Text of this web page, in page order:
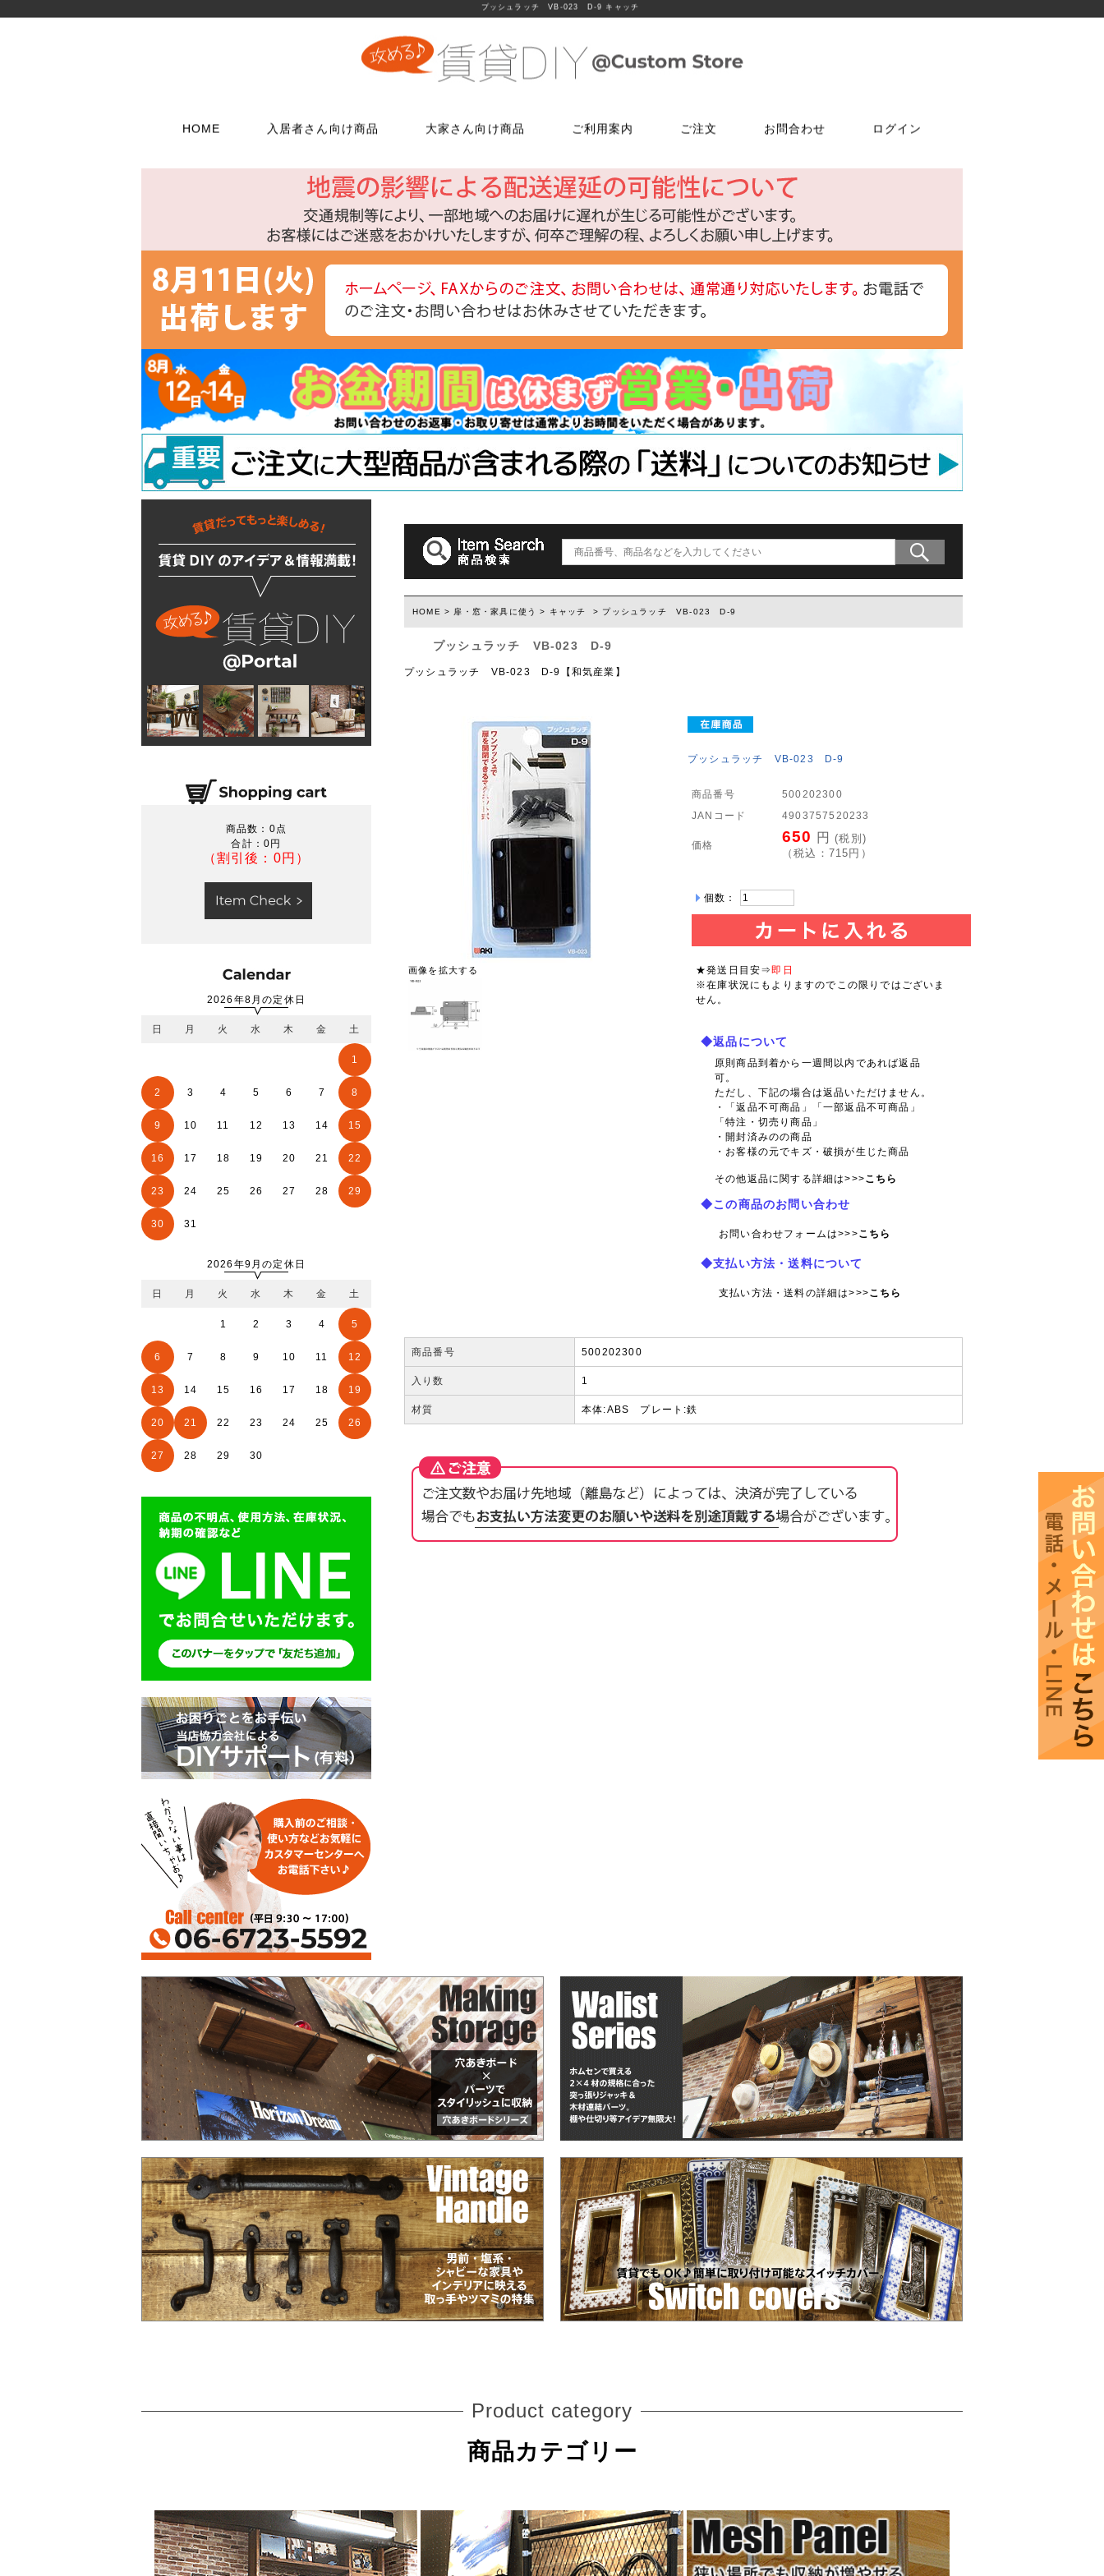
プッシュラッチ VB-023 D-9 キャッチ
HOME 入居者さん向け商品
ウォールステッカー
ラスティシリーズ
掃除・汚れ・サビ落し
扉・窓・家具に使う
つまみ
丁番
スイッチプレート
コンセントプレート
ダボ
あおり止め
吊り金具
固定金具
掛金
隅金
建築金物
床に使う
貼ってはがせるクッションフロア
フローリング補修グッズ
貼って剥がせるカーペットシート
ジョイントロック
水回りに使う
FiberFix(ファイバーフックス)
木材・材料
塗装済み木材UROCO
工具・道具
ローラー・ハケ
マスカー
その他道具類
反射・蓄光・フェルトテープ
接着剤
ゴムロープ・ゴムバンド
ビス・サブパーツ
ソーホースブラケット
テーブル脚
石膏ボード用アンカー
棚柱
コンクリート等用アンカー
1×4、2×4の木材専用連結金具
「ジョイントプレート」
かんたんあんしん珪藻土
取っ手(ダルトン)
つまみ(ダルトン)
フック(ダルトン)
大家さん向け商品
トイレ用品
浴室用品
流し台所用品
洗面用品
配管部品
水廻りアクセサリー
鍵・ドアノブ交換パーツ
玄関扉の錠・ドアノブ
浴室用ドアノブ
室内用ドアノブ
トイレ用ドアノブ
室内用鍵付きドアノブ
ウィルス・菌除去シート
床に使う
貼ってはがせるクッションフロア
フローリング補修グッズ
貼って剥がせるカーペットシート
ジョイントロック
水回りに使う
特選商品
アルコールチェッカー
特注アミド
ご利用案内 ご注文
お電話でのご注文
06-6723-5060
カスタマーセンター
平日9：30～17：00
FAXでのご注文
06-7635-5174
FAX注文用紙はこちら
メールでのご注文はこちら
お問合わせ
問合わせフォーム
こちらから
お電話でのご注文
06-6723-5060
カスタマーセンター
平日9：30～17：00
LINEでお問合せは
こちらから友達追加
ログイン
商品数：0点
合計：0円
（割引後：0円）
2026年8月の定休日
日 月 火 水 木 金 土
1
2 3 4 5 6 7 8
9 10 11 12 13 14 15
16 17 18 19 20 21 22
23 24 25 26 27 28 29
30 31
2026年9月の定休日
日 月 火 水 木 金 土
1 2 3 4 5
6 7 8 9 10 11 12
13 14 15 16 17 18 19
20 21 22 23 24 25 26
27 28 29 30
HOME > 扉・窓・家具に使う > キャッチ > プッシュラッチ VB-023 D-9
プッシュラッチ VB-023 D-9
プッシュラッチ VB-023 D-9【和気産業】
画像を拡大する
プッシュラッチ VB-023 D-9
商品番号
500202300
JANコード
4903757520233
価格 650 円(税別)
（税込： 715 円）
個数：
★発送日目安⇒ 即日
※在庫状況にもよりますのでこの限りではございま
せん。
◆返品について
原則商品到着から一週間以内であれば返品
可。
ただし、下記の場合は返品いただけません。
・「返品不可商品」「一部返品不可商品」
「特注・切売り商品」
・開封済みのの商品
・お客様の元でキズ・破損が生じた商品
その他返品に関する詳細は>>>こちら
◆この商品のお問い合わせ
お問い合わせフォームは>>>こちら
◆支払い方法・送料について
支払い方法・送料の詳細は>>>こちら
商品番号 500202300
入り数 1
材質 本体:ABS プレート:鉄
Product category
商品カテゴリー